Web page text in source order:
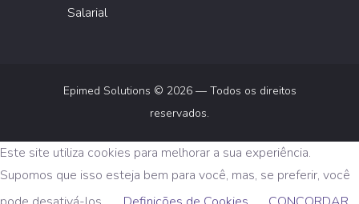
Salarial
Epimed Solutions © 2026 — Todos os direitos
reservados.
Este site utiliza cookies para melhorar a sua experiência.
Supomos que isso esteja bem para você, mas, se preferir, você